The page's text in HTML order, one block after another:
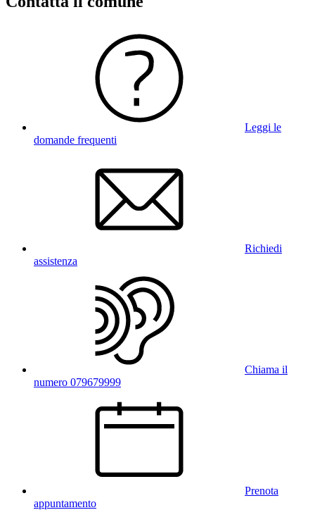
Leggi le
domande frequenti
Richiedi
assistenza
Chiama il
numero 079679999
Prenota
appuntamento